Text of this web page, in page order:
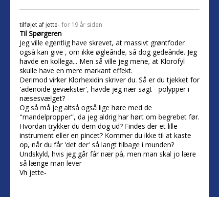
tilføjet af jette- for 19 år siden
Til Spørgeren
Jeg ville egentlig have skrevet, at massivt grøntfoder
også kan give , om ikke øgleånde, så dog gedeånde. Jeg
havde en kollega... Men så ville jeg mene, at Klorofyl
skulle have en mere markant effekt.
Derimod virker Klorhexidin skriver du. Så er du tjekket for
'adenoide gevækster', havde jeg nær sagt - polypper i
næsesvælget?
Og så må jeg altså også lige høre med de
"mandelpropper", da jeg aldrig har hørt om begrebet før.
Hvordan trykker du dem dog ud? Findes der et lille
instrument eller en pincet? Kommer du ikke til at kaste
op, når du får 'det der' så langt tilbage i munden?
Undskyld, hvis jeg går får nær på, men man skal jo lære
så længe man lever
Vh jette-